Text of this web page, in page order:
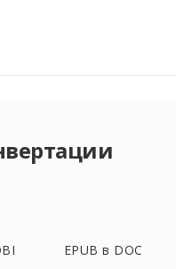
EPUB в DOC